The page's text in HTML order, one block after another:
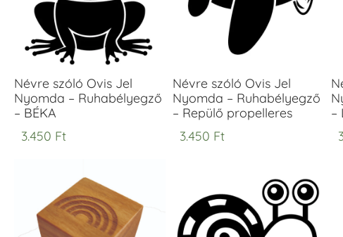
Névre szóló Ovis Jel
Nyomda – Ruhabélyegző
– BÉKA
3.450 Ft
Névre szóló Ovis Jel
Nyomda – Ruhabélyegző
– Repülő propelleres
3.450 Ft
–